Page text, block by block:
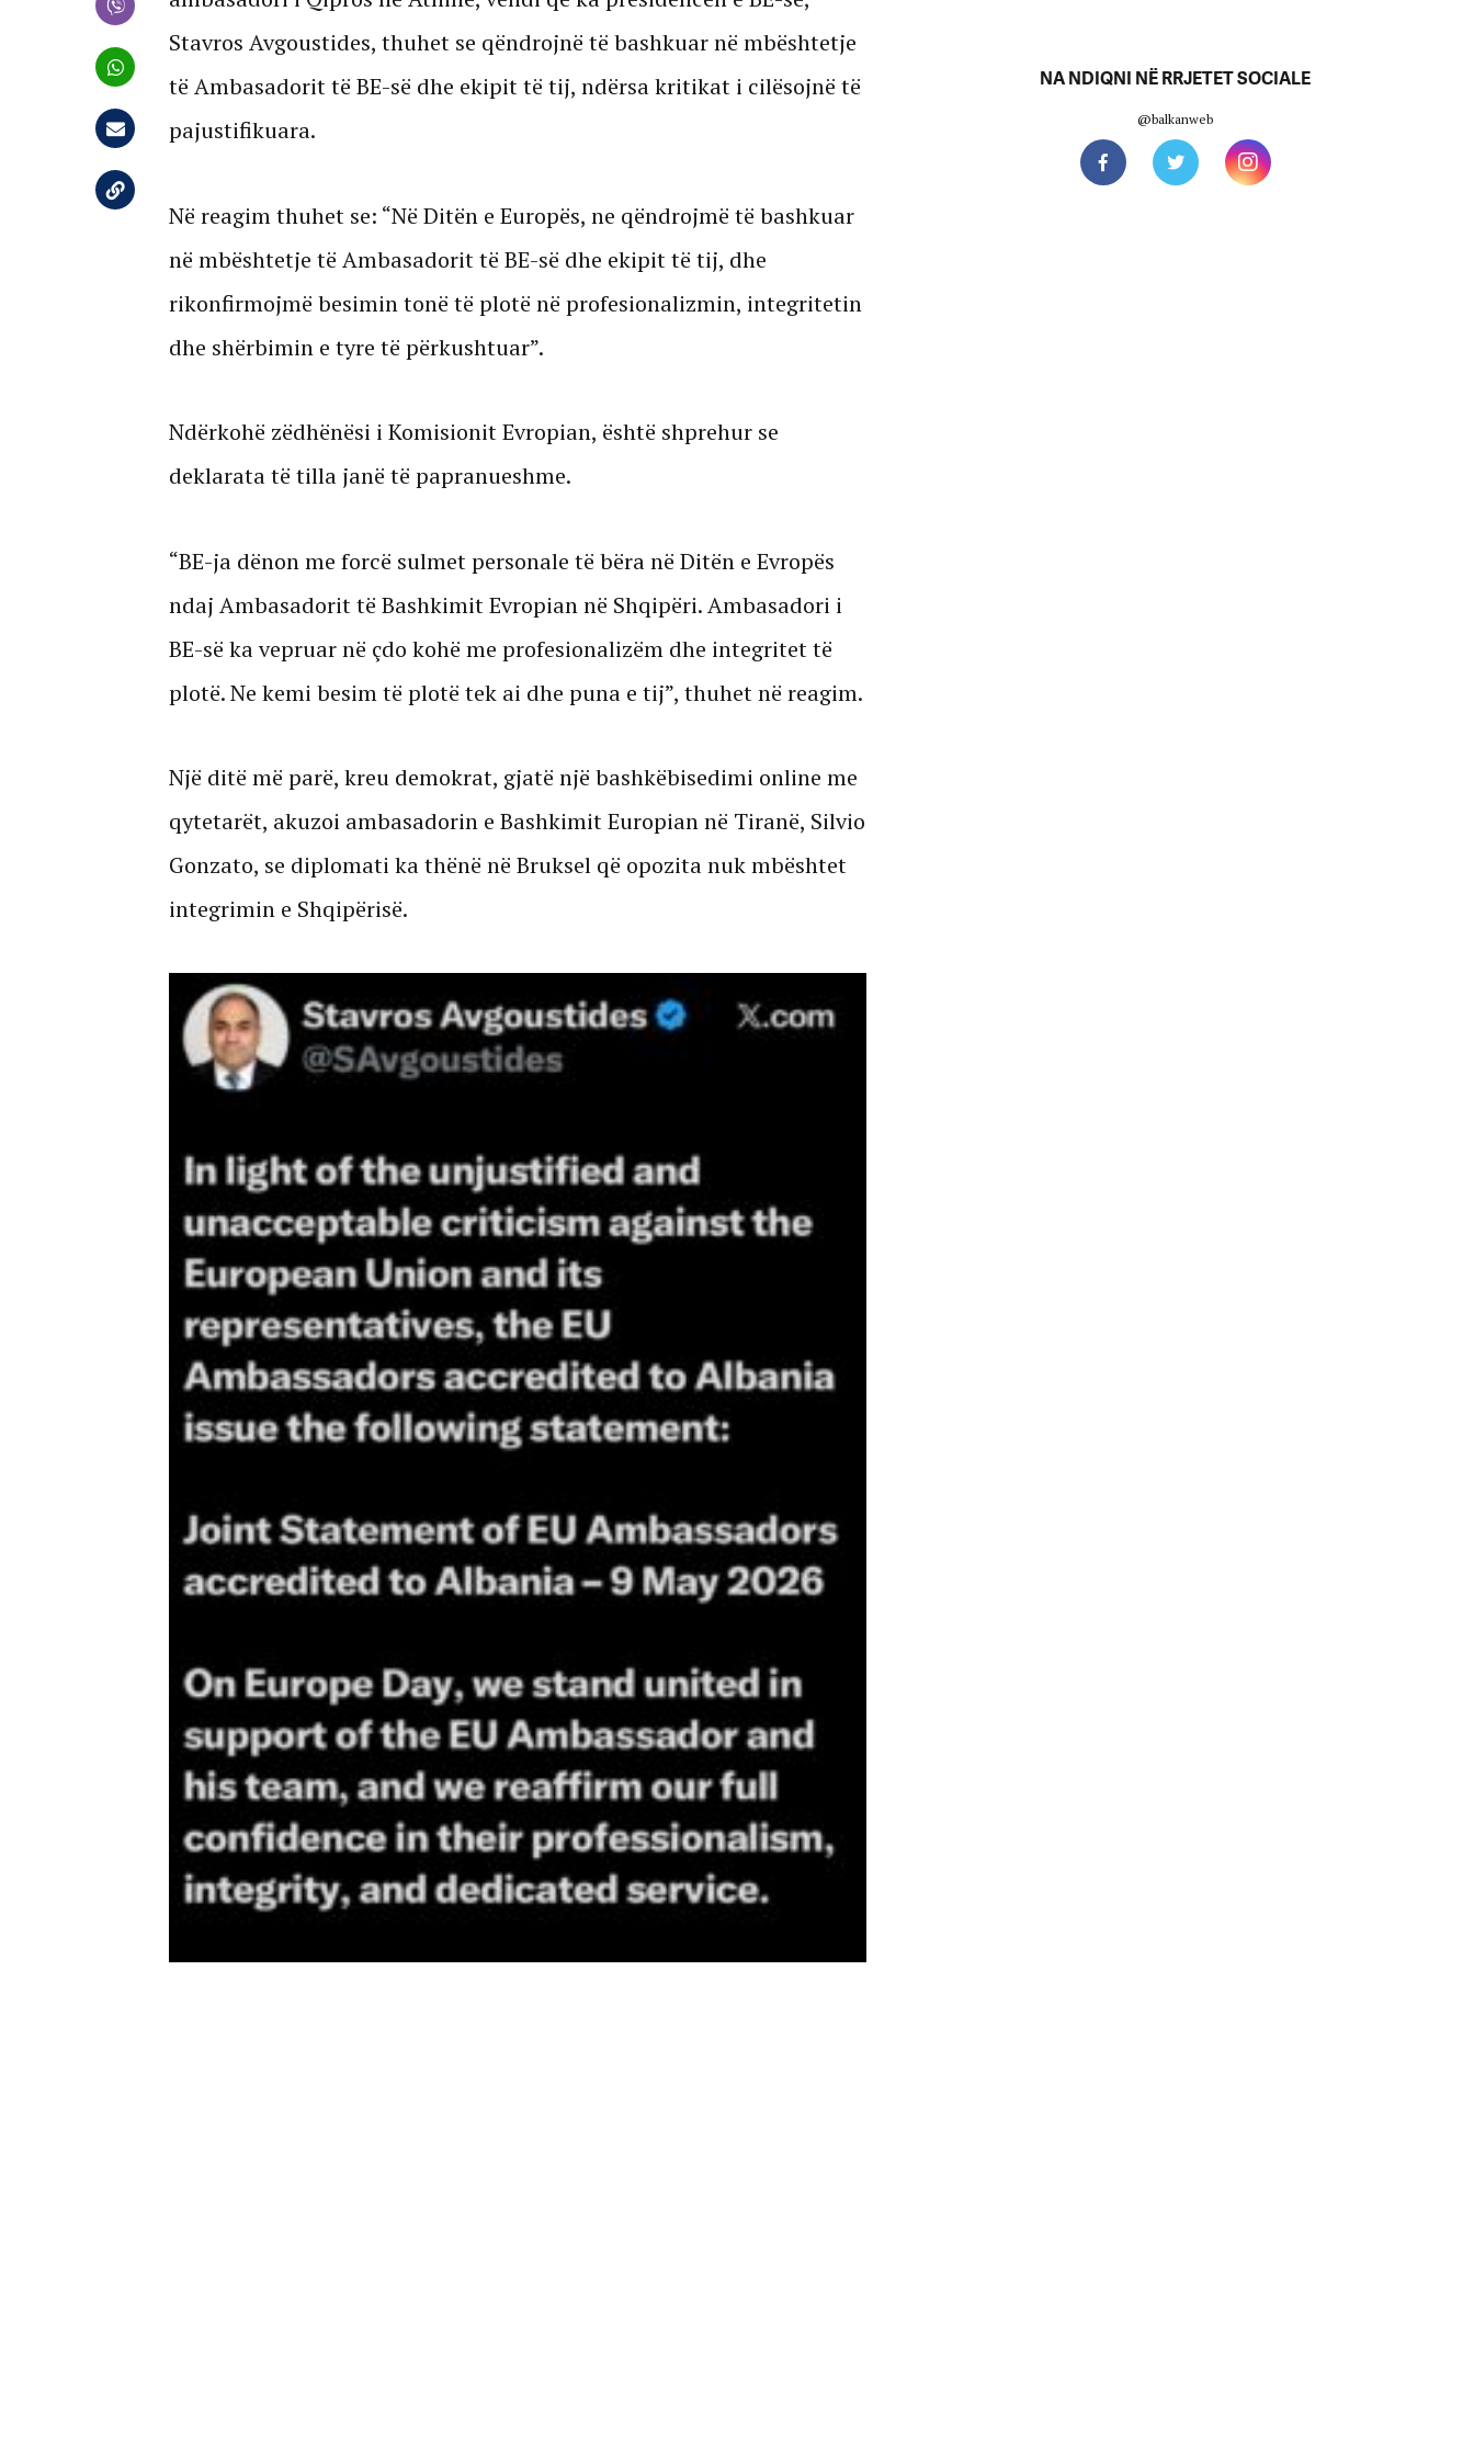
Stavros Avgoustides, thuhet se qëndrojnë të bashkuar në mbështetje
të Ambasadorit të BE-së dhe ekipit të tij, ndërsa kritikat i cilësojnë të
pajustifikuara.
Në reagim thuhet se: “Në Ditën e Europës, ne qëndrojmë të bashkuar
në mbështetje të Ambasadorit të BE-së dhe ekipit të tij, dhe
rikonfirmojmë besimin tonë të plotë në profesionalizmin, integritetin
dhe shërbimin e tyre të përkushtuar”.
Ndërkohë zëdhënësi i Komisionit Evropian, është shprehur se
deklarata të tilla janë të papranueshme.
“BE-ja dënon me forcë sulmet personale të bëra në Ditën e Evropës
ndaj Ambasadorit të Bashkimit Evropian në Shqipëri. Ambasadori i
BE-së ka vepruar në çdo kohë me profesionalizëm dhe integritet të
plotë. Ne kemi besim të plotë tek ai dhe puna e tij”, thuhet në reagim.
Një ditë më parë, kreu demokrat, gjatë një bashkëbisedimi online me
qytetarët, akuzoi ambasadorin e Bashkimit Europian në Tiranë, Silvio
Gonzato, se diplomati ka thënë në Bruksel që opozita nuk mbështet
integrimin e Shqipërisë.
NA NDIQNI NË RRJETET SOCIALE
@balkanweb